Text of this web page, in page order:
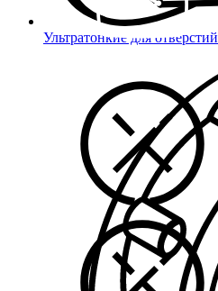
Ультратонкие для отверстий